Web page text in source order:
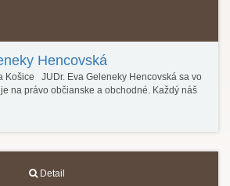
Hencovská
Košice JUDr. Eva Geleneky Hencovská sa vo
na právo občianske a obchodné. Každý náš
Detail